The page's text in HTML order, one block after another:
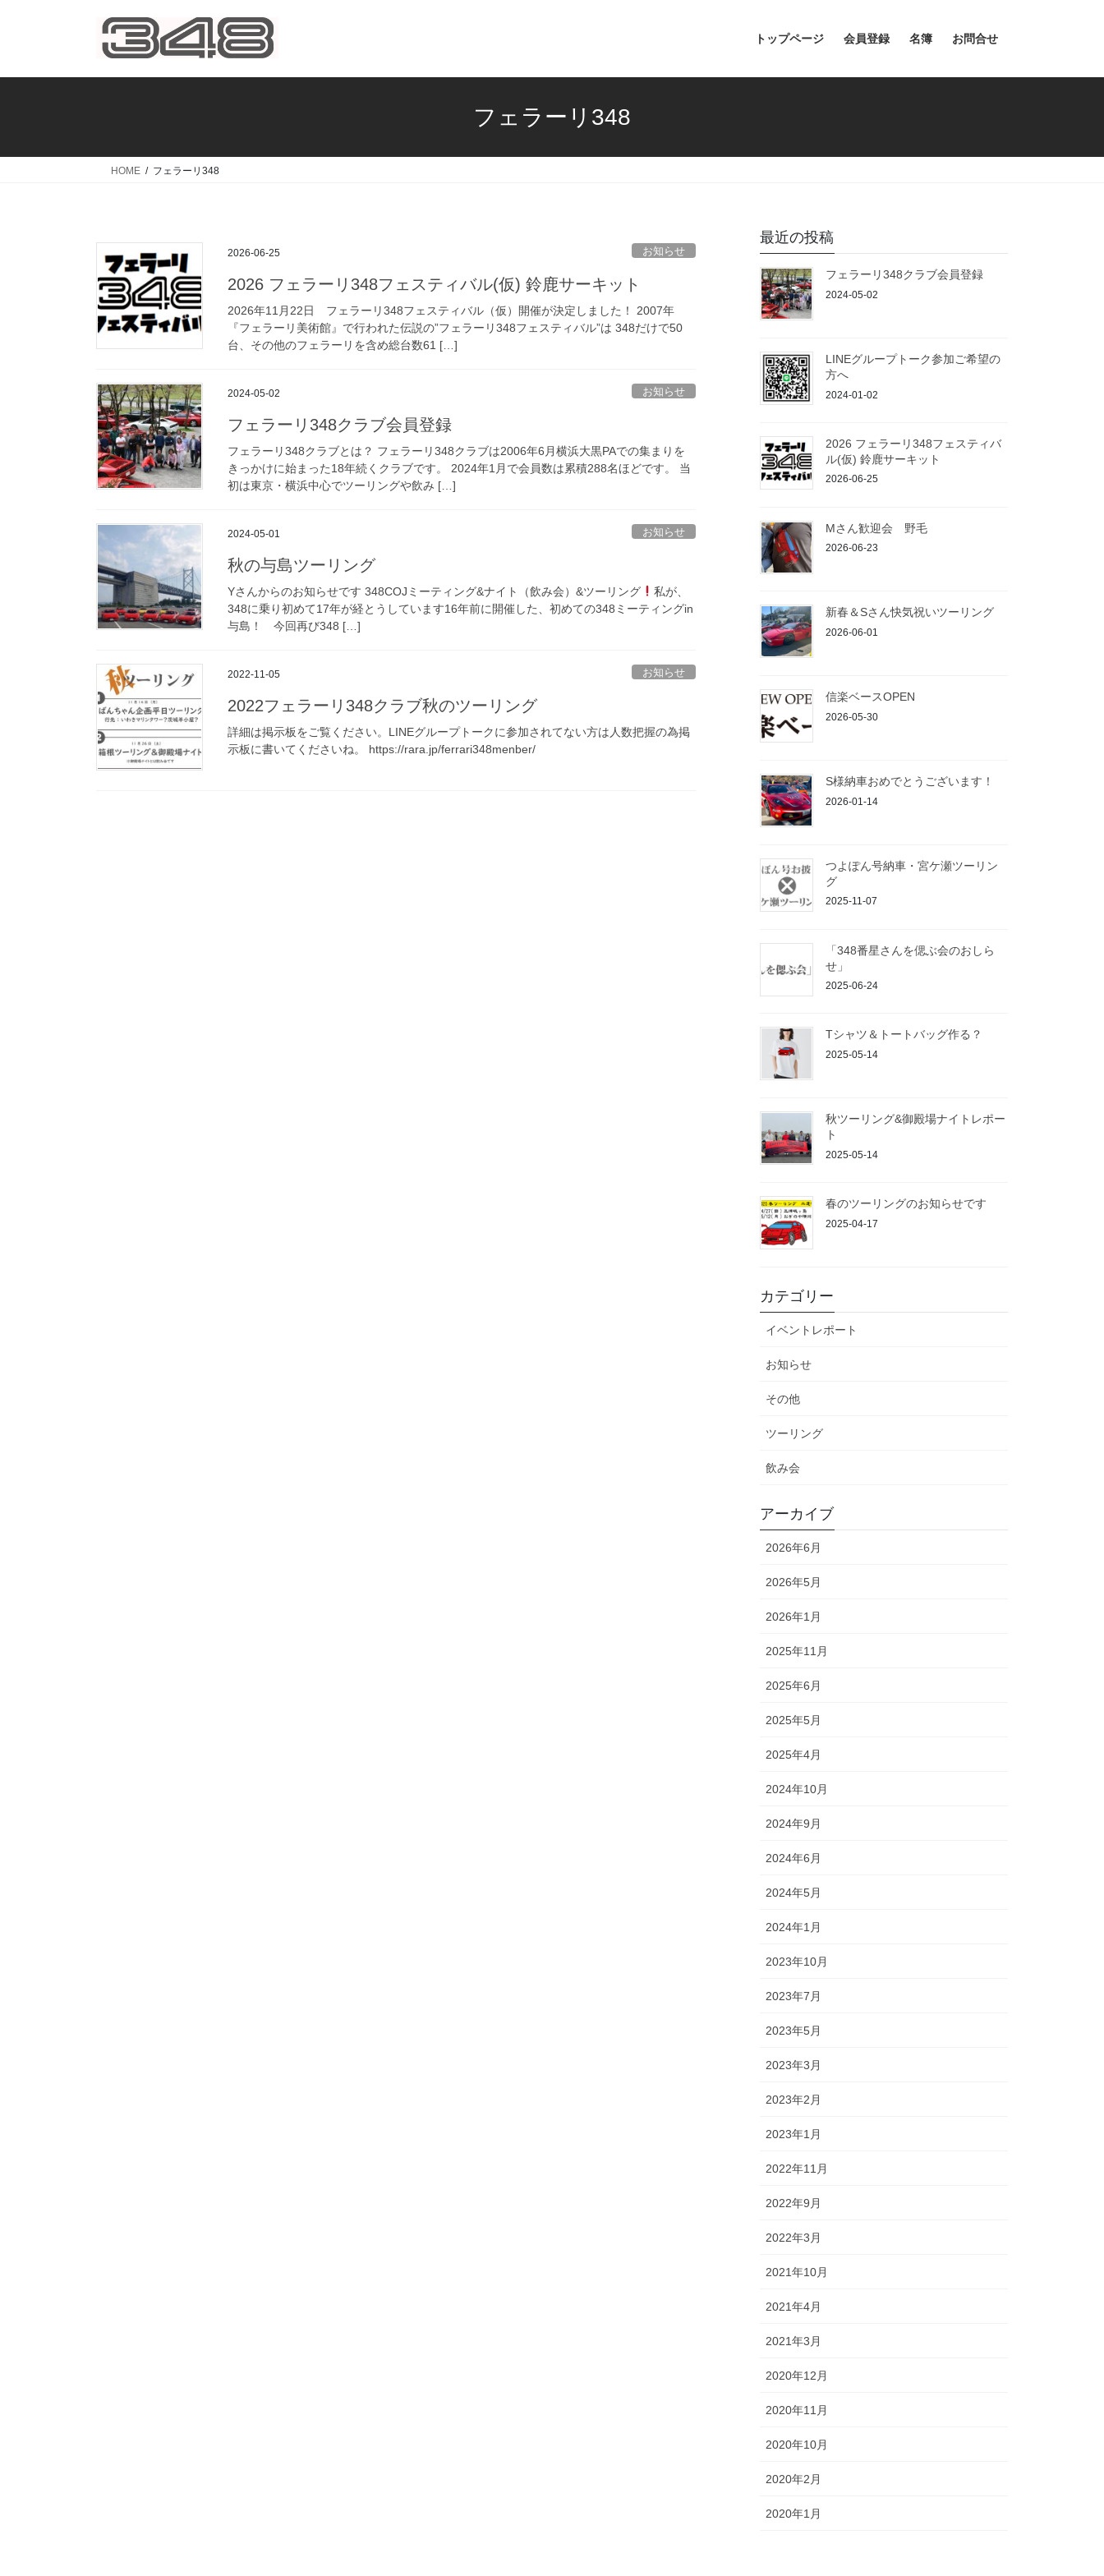
トップページ 会員登録 名簿 お問合せ
フェラーリ348
HOME フェラーリ348
2026-06-25 お知らせ
2026 フェラーリ348フェスティバル(仮) 鈴鹿サーキット
2026年11月22日 フェラーリ348フェスティバル（仮）開催が決定しました！ 2007年
『フェラーリ美術館』で行われた伝説の”フェラーリ348フェスティバル”は 348だけで50
台、その他のフェラーリを含め総台数61 […]
2024-05-02 お知らせ
フェラーリ348クラブ会員登録
フェラーリ348クラブとは？ フェラーリ348クラブは2006年6月横浜大黒PAでの集まりを
きっかけに始まった18年続くクラブです。 2024年1月で会員数は累積288名ほどです。 当
初は東京・横浜中心でツーリングや飲み […]
2024-05-01 お知らせ
秋の与島ツーリング
Yさんからのお知らせです 348COJミーティング&ナイト（飲み会）&ツーリング
私が、
348に乗り初めて17年が経とうしています16年前に開催した、初めての348ミーティングin
与島！ 今回再び348 […]
2022-11-05 お知らせ
2022フェラーリ348クラブ秋のツーリング
詳細は掲示板をご覧ください。LINEグループトークに参加されてない方は人数把握の為掲
示板に書いてくださいね。 https://rara.jp/ferrari348menber/
最近の投稿
フェラーリ348クラブ会員登録
2024-05-02
LINEグループトーク参加ご希望の
方へ
2024-01-02
2026 フェラーリ348フェスティバ
ル(仮) 鈴鹿サーキット
2026-06-25
Mさん歓迎会 野毛
2026-06-23
新春＆Sさん快気祝いツーリング
2026-06-01
信楽ベースOPEN
2026-05-30
S様納車おめでとうございます！
2026-01-14
つよぽん号納車・宮ケ瀬ツーリン
グ
2025-11-07
「348番星さんを偲ぶ会のおしら
せ」
2025-06-24
Tシャツ＆トートバッグ作る？
2025-05-14
秋ツーリング&御殿場ナイトレポー
ト
2025-05-14
春のツーリングのお知らせです
2025-04-17
カテゴリー
イベントレポート
お知らせ
その他
ツーリング
飲み会
アーカイブ
2026年6月
2026年5月
2026年1月
2025年11月
2025年6月
2025年5月
2025年4月
2024年10月
2024年9月
2024年6月
2024年5月
2024年1月
2023年10月
2023年7月
2023年5月
2023年3月
2023年2月
2023年1月
2022年11月
2022年9月
2022年3月
2021年10月
2021年4月
2021年3月
2020年12月
2020年11月
2020年10月
2020年2月
2020年1月